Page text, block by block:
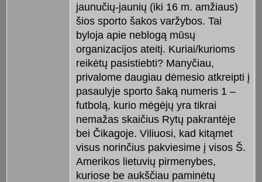
jaunučių-jaunių (iki 16 m. amžiaus)
šios sporto šakos varžybos. Tai
byloja apie neblogą mūsų
organizacijos ateitį. Kuriai/kurioms
reikėtų pasistiebti? Manyčiau,
privalome daugiau dėmesio atkreipti į
pasaulyje sporto šaką numeris 1 –
futbolą, kurio mėgėjų yra tikrai
nemažas skaičius Rytų pakrantėje
bei Čikagoje. Viliuosi, kad kitąmet
visus norinčius pakviesime į visos Š.
Amerikos lietuvių pirmenybes,
kuriose be aukščiau paminėtų